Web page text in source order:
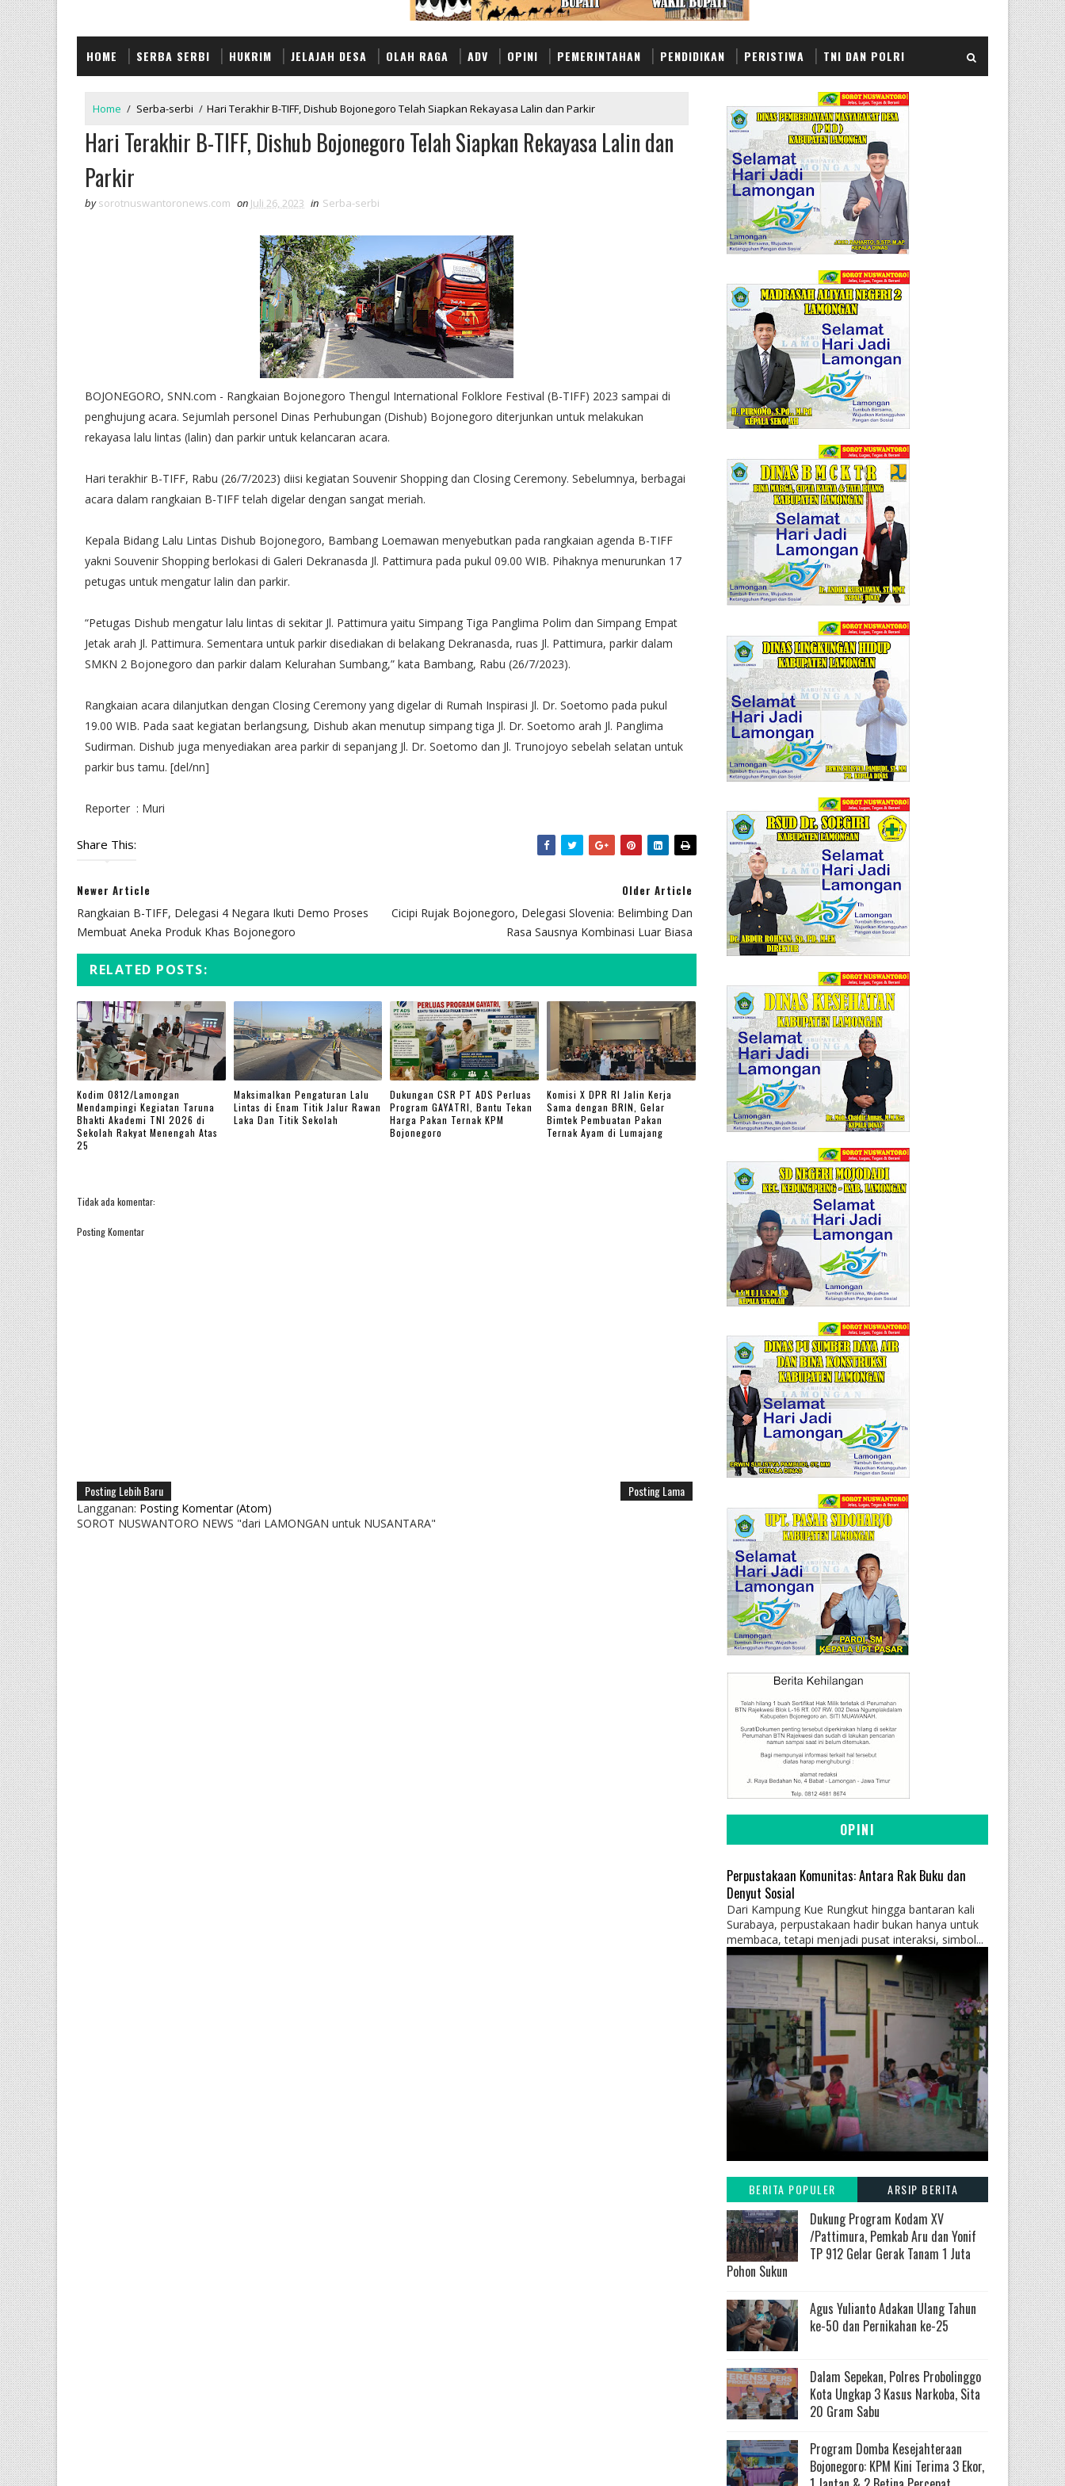
HOME SERBA SERBI HUKRIM JELAJAH DESA OLAH RAGA ADV OPINI PEMERINTAHAN PENDIDIKAN PERISTIWA TNI DAN POLRI
Home / Serba-serbi / Hari Terakhir B-TIFF, Dishub Bojonegoro Telah Siapkan Rekayasa Lalin dan Parkir
Hari Terakhir B-TIFF, Dishub Bojonegoro Telah Siapkan Rekayasa Lalin dan
Parkir
by sorotnuswantoronews.com on Juli 26, 2023 in Serba-serbi
BOJONEGORO, SNN.com - Rangkaian Bojonegoro Thengul International Folklore Festival (B-TIFF) 2023 sampai di
penghujung acara. Sejumlah personel Dinas Perhubungan (Dishub) Bojonegoro diterjunkan untuk melakukan
rekayasa lalu lintas (lalin) dan parkir untuk kelancaran acara.
Hari terakhir B-TIFF, Rabu (26/7/2023) diisi kegiatan Souvenir Shopping dan Closing Ceremony. Sebelumnya, berbagai
acara dalam rangkaian B-TIFF telah digelar dengan sangat meriah.
Kepala Bidang Lalu Lintas Dishub Bojonegoro, Bambang Loemawan menyebutkan pada rangkaian agenda B-TIFF
yakni Souvenir Shopping berlokasi di Galeri Dekranasda Jl. Pattimura pada pukul 09.00 WIB. Pihaknya menurunkan 17
petugas untuk mengatur lalin dan parkir.
“Petugas Dishub mengatur lalu lintas di sekitar Jl. Pattimura yaitu Simpang Tiga Panglima Polim dan Simpang Empat
Jetak arah Jl. Pattimura. Sementara untuk parkir disediakan di belakang Dekranasda, ruas Jl. Pattimura, parkir dalam
SMKN 2 Bojonegoro dan parkir dalam Kelurahan Sumbang,” kata Bambang, Rabu (26/7/2023).
Rangkaian acara dilanjutkan dengan Closing Ceremony yang digelar di Rumah Inspirasi Jl. Dr. Soetomo pada pukul
19.00 WIB. Pada saat kegiatan berlangsung, Dishub akan menutup simpang tiga Jl. Dr. Soetomo arah Jl. Panglima
Sudirman. Dishub juga menyediakan area parkir di sepanjang Jl. Dr. Soetomo dan Jl. Trunojoyo sebelah selatan untuk
parkir bus tamu. [del/nn]
Reporter : Muri
Share This:
Newer Article
Rangkaian B-TIFF, Delegasi 4 Negara Ikuti Demo Proses
Membuat Aneka Produk Khas Bojonegoro
Older Article
Cicipi Rujak Bojonegoro, Delegasi Slovenia: Belimbing Dan
Rasa Sausnya Kombinasi Luar Biasa
RELATED POSTS:
Kodim 0812/Lamongan
Mendampingi Kegiatan Taruna
Bhakti Akademi TNI 2026 di
Sekolah Rakyat Menengah Atas
25
Maksimalkan Pengaturan Lalu
Lintas di Enam Titik Jalur Rawan
Laka Dan Titik Sekolah
Dukungan CSR PT ADS Perluas
Program GAYATRI, Bantu Tekan
Harga Pakan Ternak KPM
Bojonegoro
Komisi X DPR RI Jalin Kerja
Sama dengan BRIN, Gelar
Bimtek Pembuatan Pakan
Ternak Ayam di Lumajang
Tidak ada komentar:
Posting Komentar
Posting Lebih Baru Posting Lama
Langganan: Posting Komentar (Atom)
SOROT NUSWANTORO NEWS "dari LAMONGAN untuk NUSANTARA"
OPINI
Perpustakaan Komunitas: Antara Rak Buku dan
Denyut Sosial
Dari Kampung Kue Rungkut hingga bantaran kali
Surabaya, perpustakaan hadir bukan hanya untuk
membaca, tetapi menjadi pusat interaksi, simbol...
BERITA POPULER ARSIP BERITA
Dukung Program Kodam XV
/Pattimura, Pemkab Aru dan Yonif
TP 912 Gelar Gerak Tanam 1 Juta
Pohon Sukun
Agus Yulianto Adakan Ulang Tahun
ke-50 dan Pernikahan ke-25
Dalam Sepekan, Polres Probolinggo
Kota Ungkap 3 Kasus Narkoba, Sita
20 Gram Sabu
Program Domba Kesejahteraan
Bojonegoro: KPM Kini Terima 3 Ekor,